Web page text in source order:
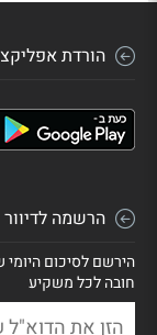
הורדת
הרשמה לדיוור
הירשם לסיכום היומי
חובה לכל משקיע